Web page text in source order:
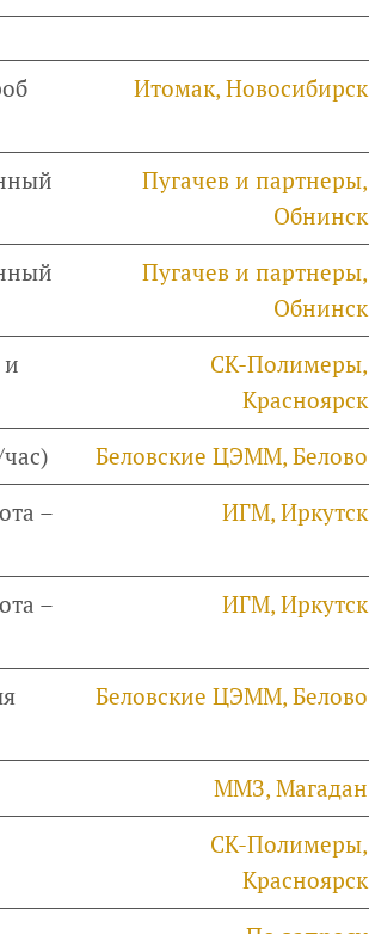
Итомак, Новосибирск
Пугачев и партнеры,
Обнинск
Пугачев и партнеры,
Обнинск
СК-Полимеры,
Красноярск
Беловские ЦЭММ, Белово
–
ИГМ, Иркутск
–
ИГМ, Иркутск
Беловские ЦЭММ, Белово
ММЗ, Магадан
СК-Полимеры,
Красноярск